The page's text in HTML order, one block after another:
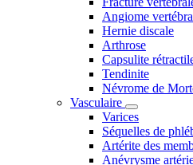
Angiome
Hernie discale
Arthrose
Capsulite
Tendinite
Névrome de
Vasculaire
Varices
Séquelles de
Artérite des
Anévrysme